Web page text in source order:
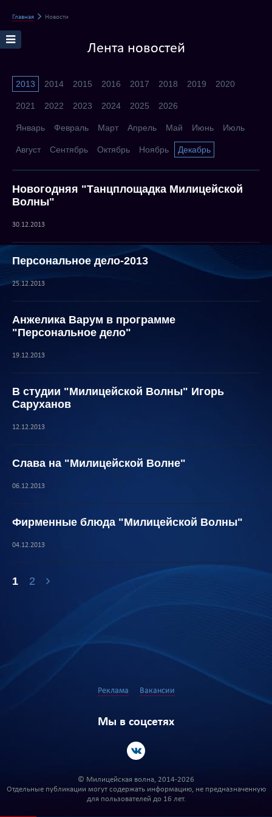
Главная Новости
Лента новостей
2013 2014 2015 2016 2017 2018 2019 2020
2021 2022 2023 2024 2025 2026
Январь Февраль Март Апрель Май Июнь Июль
Август Сентябрь Октябрь Ноябрь Декабрь
Новогодняя "Танцплощадка Милицейской
Волны"
30.12.2013
Персональное дело-2013
25.12.2013
Анжелика Варум в программе
"Персональное дело"
19.12.2013
В студии "Милицейской Волны" Игорь
Саруханов
12.12.2013
Слава на "Милицейской Волне"
06.12.2013
Фирменные блюда "Милицейской Волны"
04.12.2013
1 2
Реклама Вакансии
Мы в соцсетях
© Милицейская волна, 2014-2026
Отдельные публикации могут содержать информацию, не предназначенную
для пользователей до 16 лет.